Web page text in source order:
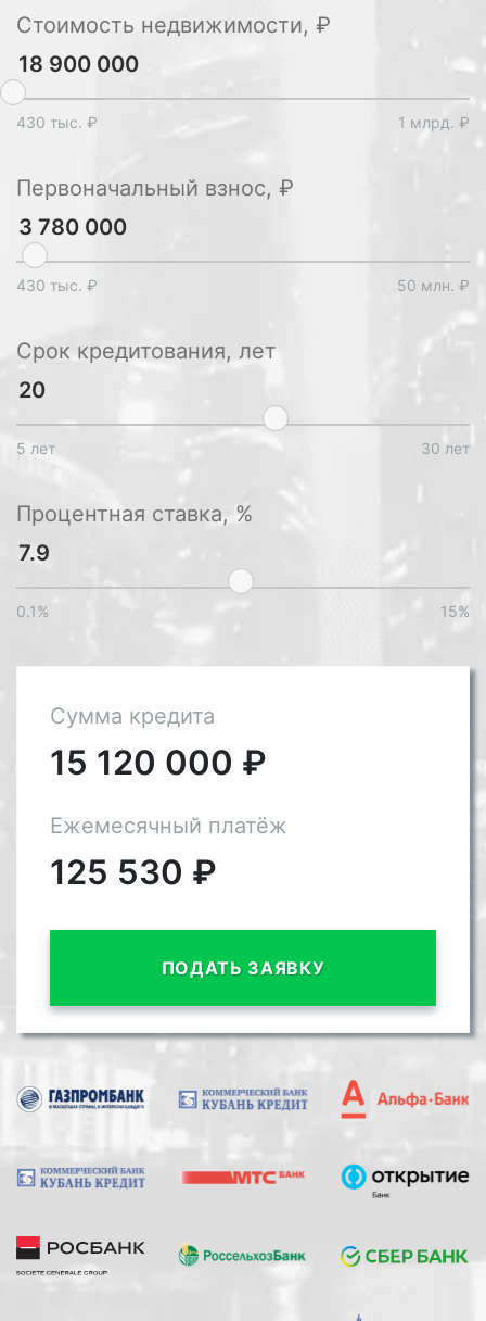
Стоимость недвижимости, ₽
430 тыс. ₽ 1 млрд. ₽
Первоначальный взнос, ₽
430 тыс. ₽ 50 млн. ₽
Срок кредитования, лет
5 лет 30 лет
Процентная ставка, %
0.1% 15%
Сумма кредита
15 120 000 ₽
Ежемесячный платёж
125 530 ₽
ПОДАТЬ ЗАЯВКУ